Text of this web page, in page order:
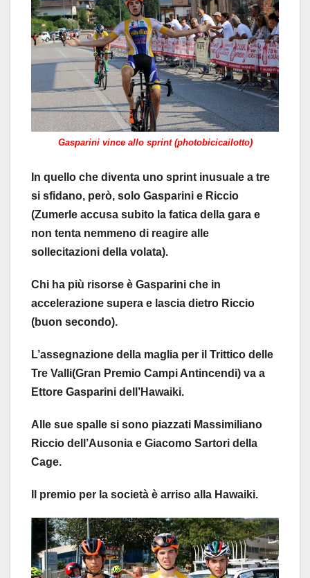
Gasparini vince allo sprint (photobicicailotto)
In quello che diventa uno sprint inusuale a tre
si sfidano, però, solo Gasparini e Riccio
(Zumerle accusa subito la fatica della gara e
non tenta nemmeno di reagire alle
sollecitazioni della volata).
Chi ha più risorse è Gasparini che in
accelerazione supera e lascia dietro Riccio
(buon secondo).
L’assegnazione della maglia per il Trittico delle
Tre Valli(Gran Premio Campi Antincendi) va a
Ettore Gasparini dell’Hawaiki.
Alle sue spalle si sono piazzati Massimiliano
Riccio dell’Ausonia e Giacomo Sartori della
Cage.
Il premio per la società è arriso alla Hawaiki.